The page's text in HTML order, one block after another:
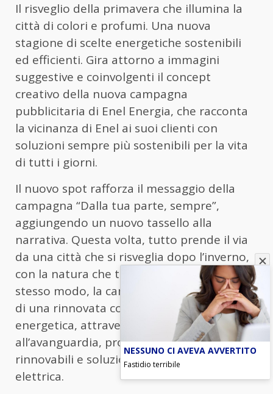
Il risveglio della primavera che illumina la
città di colori e profumi. Una nuova
stagione di scelte energetiche sostenibili
ed efficienti. Gira attorno a immagini
suggestive e coinvolgenti il concept
creativo della nuova campagna
pubblicitaria di Enel Energia, che racconta
la vicinanza di Enel ai suoi clienti con
soluzioni sempre più sostenibili per la vita
di tutti i giorni.
Il nuovo spot rafforza il messaggio della
campagna “Dalla tua parte, sempre”,
aggiungendo un nuovo tassello alla
narrativa. Questa volta, tutto prende il via
da una città che si risveglia dopo l’inverno,
con la natura che torna a nuova vita. Allo
stesso modo, la campagna racconta l’inizio
di una rinnovata consapevolezza
energetica, attraverso servizi
all’avanguardia, produzione da fonti
rinnovabili e soluzioni per la mobilità
elettrica.
NESSUNO CI AVEVA AVVERTITO
Fastidio terribile